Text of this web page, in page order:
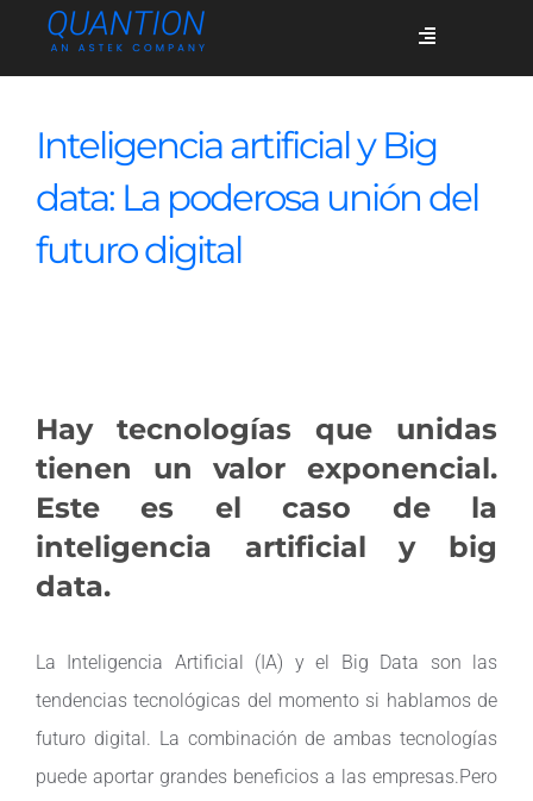
Toggle
Quiénes somos
Únete
Inteligencia artificial y Big
data: La poderosa unión del
futuro digital
Hay tecnologías que unidas
tienen un valor exponencial.
Este es el caso de la
inteligencia artificial y big
data.
La Inteligencia Artificial (IA) y el Big Data son las
tendencias tecnológicas del momento si hablamos de
futuro digital. La combinación de ambas tecnologías
puede aportar grandes beneficios a las empresas.Pero